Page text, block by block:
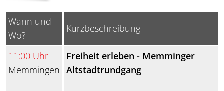
Wann und
Wo?
Kurzbeschreibung
11:00 Uhr
Memmingen
Freiheit erleben - Memminger
Altstadtrundgang